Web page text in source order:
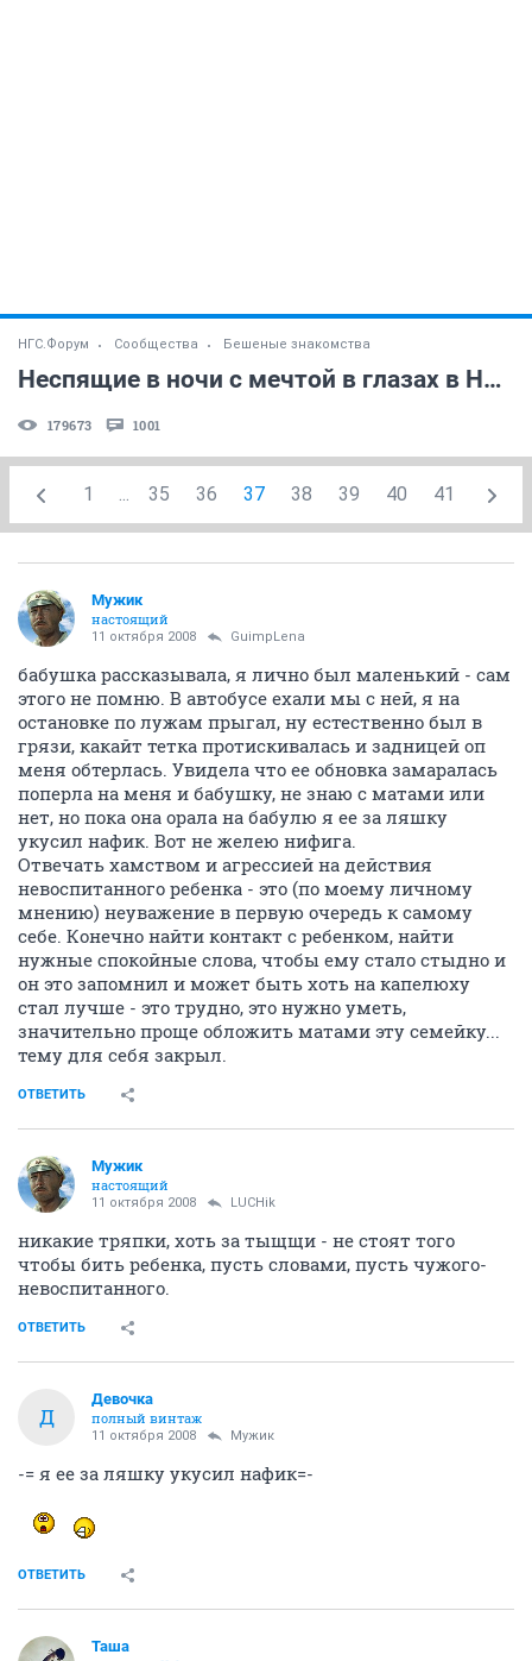
НГС.Форум Сообщества Бешеные знакомства
Неспящие в ночи с мечтой в глазах в Ночном Дозоре!
179673 1001
1 ... 35 36 37 38 39 40 41
Мужик
настоящий
11 октября 2008 GuimpLеna
бабушка рассказывала, я лично был маленький - сам
этого не помню. В автобусе ехали мы с ней, я на
остановке по лужам прыгал, ну естественно был в
грязи, какайт тетка протискивалась и задницей оп
меня обтерлась. Увидела что ее обновка замаралась
поперла на меня и бабушку, не знаю с матами или
нет, но пока она орала на бабулю я ее за ляшку
укусил нафик. Вот не желею нифига.
Отвечать хамством и агрессией на действия
невоспитанного ребенка - это (по моему личному
мнению) неуважение в первую очередь к самому
себе. Конечно найти контакт с ребенком, найти
нужные спокойные слова, чтобы ему стало стыдно и
он это запомнил и может быть хоть на капелюху
стал лучше - это трудно, это нужно уметь,
значительно проще обложить матами эту семейку...
тему для себя закрыл.
ОТВЕТИТЬ
Мужик
настоящий
11 октября 2008 LUCHik
никакие тряпки, хоть за тыщщи - не стоят того
чтобы бить ребенка, пусть словами, пусть чужого-
невоспитанного.
ОТВЕТИТЬ
Д
Девочка
полный винтаж
11 октября 2008 Мужик
-= я ее за ляшку укусил нафик=-
ОТВЕТИТЬ
Таша